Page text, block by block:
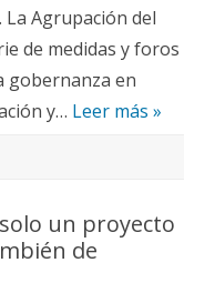
Agrupación del
de medidas y foros
gobernanza en
y… Leer más »
solo un proyecto
de